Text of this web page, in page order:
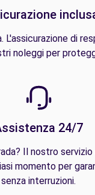
L'assicurazione di
noleggi per
24/7
Il nostro
momento per
senza interruzioni.